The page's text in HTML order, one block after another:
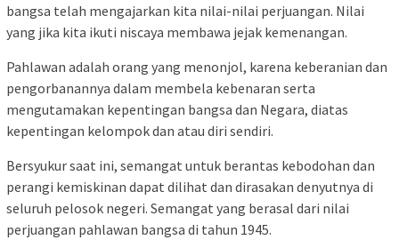
bangsa telah mengajarkan kita nilai-nilai perjuangan. Nilai
yang jika kita ikuti niscaya membawa jejak kemenangan.
Pahlawan adalah orang yang menonjol, karena keberanian dan
pengorbanannya dalam membela kebenaran serta
mengutamakan kepentingan bangsa dan Negara, diatas
kepentingan kelompok dan atau diri sendiri.
Bersyukur saat ini, semangat untuk berantas kebodohan dan
perangi kemiskinan dapat dilihat dan dirasakan denyutnya di
seluruh pelosok negeri. Semangat yang berasal dari nilai
perjuangan pahlawan bangsa di tahun 1945.